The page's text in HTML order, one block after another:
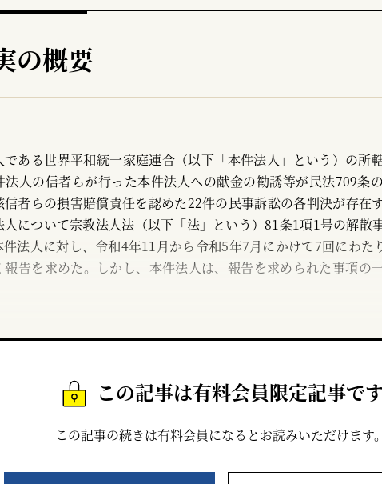
の概要
である世界平和統一家庭連合（以下「本件法人」という）の所
法人の信者らが行った本件法人への献金の勧誘等が民法709条
信者らの損害賠償責任を認めた22件の民事訴訟の各判決が存在
人について宗教法人法（以下「法」という）81条1項1号の解散
件法人に対し、令和4年11月から令和5年7月にかけて7回にわた
報告を求めた。しかし、本件法人は、報告を求められた事項の
この記事は有料会員限定記事で
この記事の続きは有料会員になるとお読みいただけます。